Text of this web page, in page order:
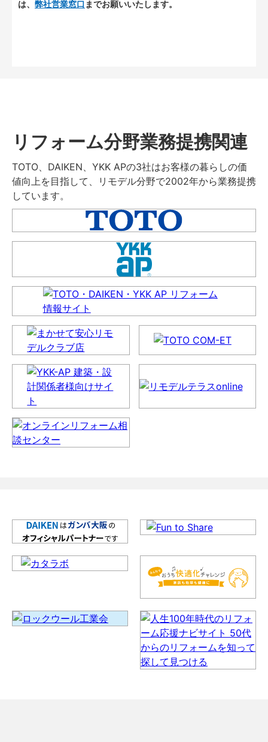
は、 弊社営業窓口 までお願いいたします。
リフォーム分野業務提携関連
TOTO、DAIKEN、YKK APの3社はお客様の暮らしの価
値向上を目指して、リモデル分野で2002年から業務提携
しています。